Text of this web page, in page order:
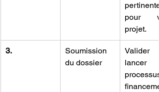
pertinente
pour
projet.
3.
Soumission
du dossier
lancer